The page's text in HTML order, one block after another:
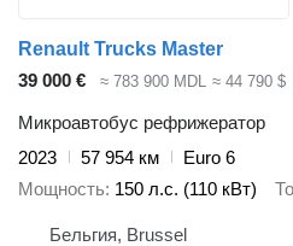
Renault Trucks Master
39 000 €
≈ 783 900 MDL ≈ 44 790 $
Микроавтобус рефрижератор
2023
57 954 км
Euro 6
Мощность 150 л.с. (110 кВт)
Бельгия, Brussel